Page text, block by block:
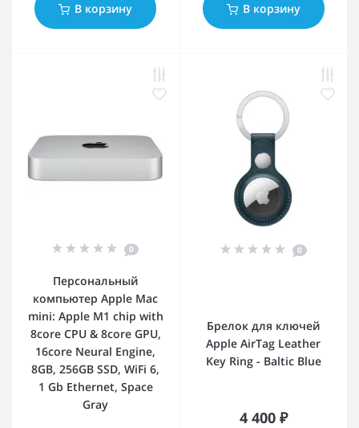
В корзину В корзину
0
Персональный
компьютер Apple Mac
mini: Apple M1 chip with
8core CPU & 8core GPU,
16core Neural Engine,
8GB, 256GB SSD, WiFi 6,
1 Gb Ethernet, Space
Gray
0
Брелок для ключей
Apple AirTag Leather
Key Ring - Baltic Blue
4 400 ₽